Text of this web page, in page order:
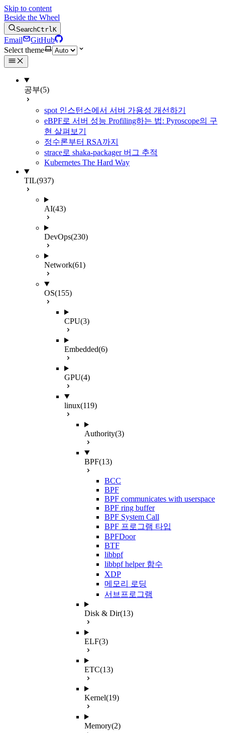
Skip to content
Beside the Wheel
SearchCtrlK
Email
GitHub
Select theme
공부(5)
spot 인스턴스에서 서버 가용성 개선하기
eBPF로 서버 성능 Profiling하는 법: Pyroscope의 구
현 살펴보기
정수론부터 RSA까지
strace로 shaka-packager 버그 추적
Kubernetes The Hard Way
TIL(937)
AI(43)
DevOps(230)
Network(61)
OS(155)
CPU(3)
Embedded(6)
GPU(4)
linux(119)
Authority(3)
BPF(13)
BCC
BPF
BPF communicates with userspace
BPF ring buffer
BPF System Call
BPF 프로그램 타입
BPFDoor
BTF
libbpf
libbpf helper 함수
XDP
메모리 로딩
서브프로그램
Disk & Dir(13)
ELF(3)
ETC(13)
Kernel(19)
Memory(2)